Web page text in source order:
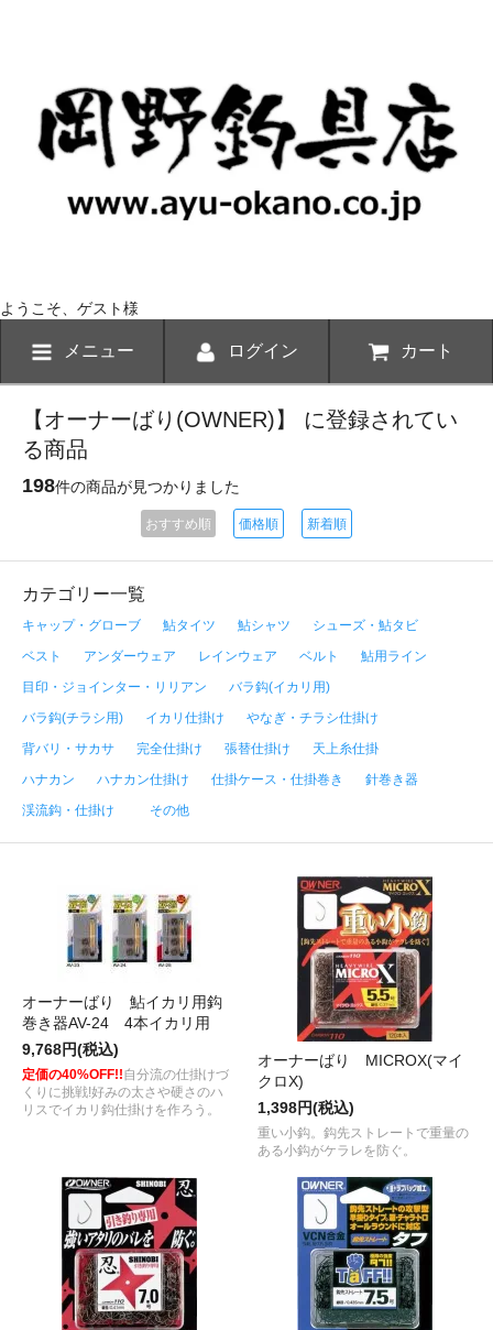
ようこそ、ゲスト様
メニュー ログイン カート
【オーナーばり(OWNER)】 に登録されてい
る商品
198件の商品が見つかりました
おすすめ順 価格順 新着順
カテゴリー一覧
キャップ・グローブ 鮎タイツ 鮎シャツ
シューズ・鮎タビ
ベスト
アンダーウェア レインウェア ベルト
鮎用ライン
目印・ジョインター・リリアン
バラ鈎(イカリ用)
バラ鈎(チラシ用)
イカリ仕掛け
やなぎ・チラシ仕掛け
背バリ・サカサ
完全仕掛け 張替仕掛け
天上糸仕掛
ハナカン
ハナカン仕掛け 仕掛ケース・仕掛巻き
針巻き器
渓流鈎・仕掛け
その他
オーナーばり 鮎イカリ用鈎
巻き器AV-24 4本イカリ用
9,768円(税込)
定価の40%OFF!!自分流の仕掛けづ
くりに挑戦!好みの太さや硬さのハ
リスでイカリ鈎仕掛けを作ろう。
オーナーばり MICROX(マイ
クロX)
1,398円(税込)
重い小鈎。鈎先ストレートで重量の
ある小鈎がケラレを防ぐ。